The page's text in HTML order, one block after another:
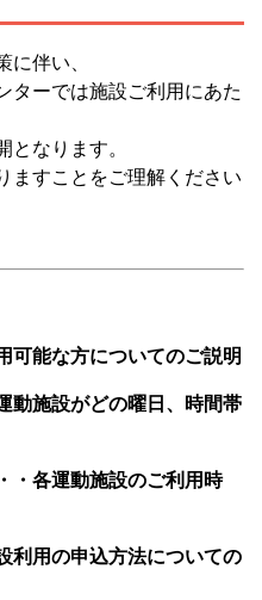
に伴い、
ターでは施設ご利用にあた
となります。
ますことをご理解ください
可能な方についてのご説明
動施設がどの曜日、時間帯
・各運動施設のご利用時
利用の申込方法についての